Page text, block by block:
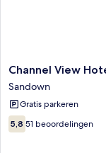
Channel
View
Hotel
Sandown
Channel View
Sandown
Gratis parkeren
5.8
van
5,8 51 beoordelingen